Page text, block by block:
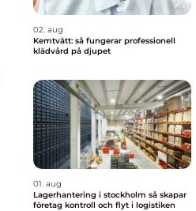
02. aug
Kemtvätt: så fungerar professionell
klädvård på djupet
01. aug
Lagerhantering i stockholm så skapar
företag kontroll och flyt i logistiken